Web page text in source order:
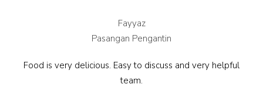
Fayyaz
Pasangan Pengantin
Food is very delicious. Easy to discuss and very helpful
team.